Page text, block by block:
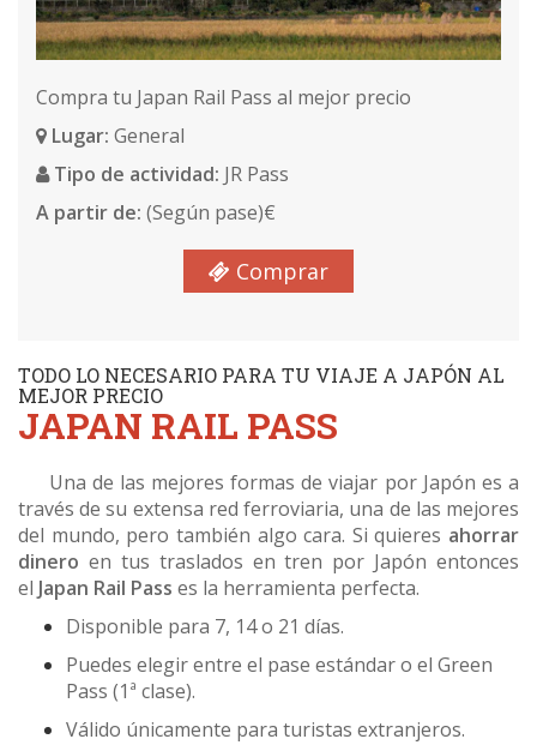
Compra tu Japan Rail Pass al mejor precio
Lugar: General
Tipo de actividad: JR Pass
A partir de: (Según pase)€
Comprar
TODO LO NECESARIO PARA TU VIAJE A JAPÓN AL
MEJOR PRECIO
JAPAN RAIL PASS
Una de las mejores formas de viajar por Japón es a
través de su extensa red ferroviaria, una de las mejores
del mundo, pero también algo cara. Si quieres ahorrar
dinero en tus traslados en tren por Japón entonces
el Japan Rail Pass es la herramienta perfecta.
Disponible para 7, 14 o 21 días.
Puedes elegir entre el pase estándar o el Green
Pass (1ª clase).
Válido únicamente para turistas extranjeros.